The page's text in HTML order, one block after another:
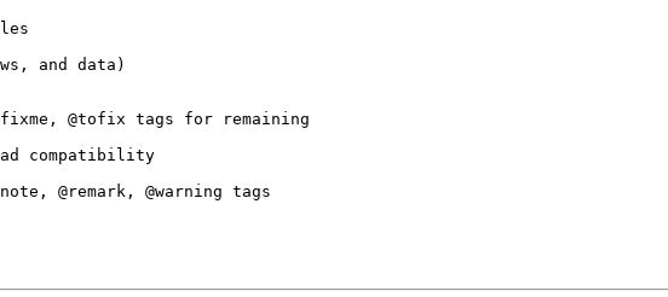
and data)
@fixme, @tofix tags for remaining
compatibility
@remark, @warning tags